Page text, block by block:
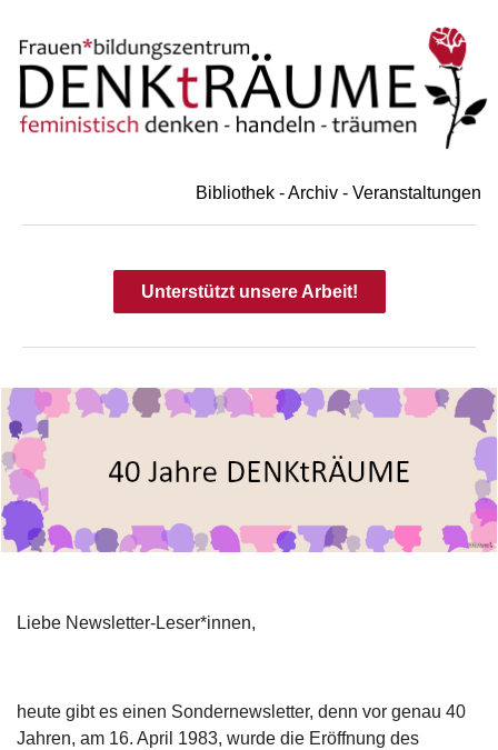
Bibliothek - Archiv - Veranstaltungen
Unterstützt unsere Arbeit!
Liebe Newsletter-Leser*innen,
heute gibt es einen Sondernewsletter, denn vor genau 40
Jahren, am 16. April 1983, wurde die Eröffnung des